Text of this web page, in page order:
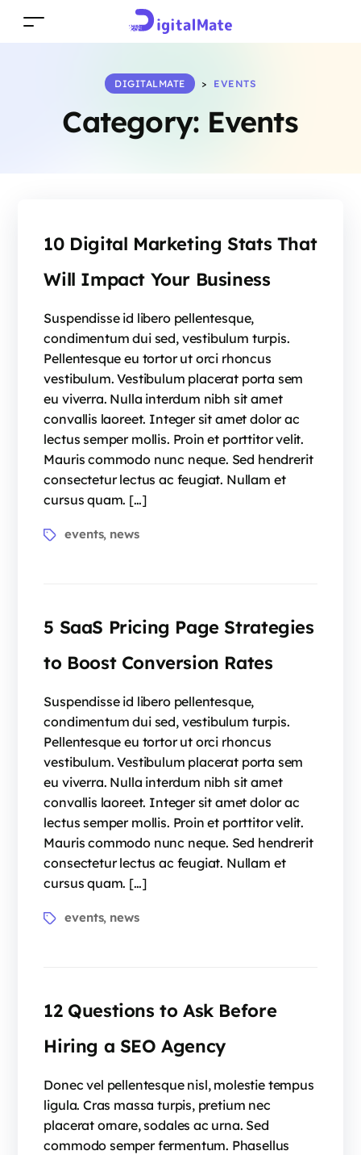
Category: Events
DIGITALMATE > EVENTS
10 Digital Marketing Stats That
Will Impact Your Business
Suspendisse id libero pellentesque,
condimentum dui sed, vestibulum turpis.
Pellentesque eu tortor ut orci rhoncus
vestibulum. Vestibulum placerat porta sem
eu viverra. Nulla interdum nibh sit amet
convallis laoreet. Integer sit amet dolor ac
lectus semper mollis. Proin et porttitor velit.
Mauris commodo nunc neque. Sed hendrerit
consectetur lectus ac feugiat. Nullam et
cursus quam. […]
events, news
5 SaaS Pricing Page Strategies
to Boost Conversion Rates
Suspendisse id libero pellentesque,
condimentum dui sed, vestibulum turpis.
Pellentesque eu tortor ut orci rhoncus
vestibulum. Vestibulum placerat porta sem
eu viverra. Nulla interdum nibh sit amet
convallis laoreet. Integer sit amet dolor ac
lectus semper mollis. Proin et porttitor velit.
Mauris commodo nunc neque. Sed hendrerit
consectetur lectus ac feugiat. Nullam et
cursus quam. […]
events, news
12 Questions to Ask Before
Hiring a SEO Agency
Donec vel pellentesque nisl, molestie tempus
ligula. Cras massa turpis, pretium nec
placerat ornare, sodales ac urna. Sed
commodo semper fermentum. Phasellus